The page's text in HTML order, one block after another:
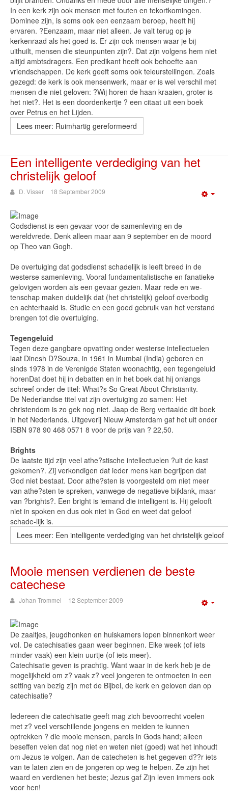
In een kerk zijn ook mensen met fouten en tekortkomingen.
Dominee zijn, is soms ook een eenzaam beroep, heeft hij
ervaren. ?Eenzaam, maar niet alleen. Je valt terug op je
kerkenraad als het goed is. Er zijn ook mensen waar je bij
uithuilt, mensen die steunpunten zijn?. Dat zijn volgens hem niet
altijd ambtsdragers. Een predikant heeft ook behoefte aan
vriendschappen. De kerk geeft soms ook teleurstellingen. Zoals
gezegd: de kerk is ook mensenwerk, maar er is wel verschil met
mensen die niet geloven: ?Wij horen de haan kraaien, groter is
het niet?. Het is een doordenkertje ? een citaat uit een boek
over Petrus en het Lijden.
Lees meer: Ruimhartig gereformeerd
Een intelligente verdediging van het
christelijk geloof
D. Visser 18 September 2009
Godsdienst is een gevaar voor de samenleving en de
wereldvrede. Denk alleen maar aan 9 september en de moord
op Theo van Gogh.
De overtuiging dat godsdienst schadelijk is leeft breed in de
westerse samenleving. Vooral fundamentalistische en fanatieke
gelovigen worden als een gevaar gezien. Maar rede en we-
tenschap maken duidelijk dat (het christelijk) geloof overbodig
en achterhaald is. Studie en een goed gebruik van het verstand
brengen tot die overtuiging.
Tegengeluid
Tegen deze gangbare opvatting onder westerse intellectuelen
laat Dinesh D?Souza, in 1961 in Mumbai (India) geboren en
sinds 1978 in de Verenigde Staten woonachtig, een tegengeluid
horenDat doet hij in debatten en in het boek dat hij onlangs
schreef onder de titel: What?s So Great About Christianity.
De Nederlandse titel vat zijn overtuiging zo samen: Het
christendom is zo gek nog niet. Jaap de Berg vertaalde dit boek
in het Nederlands. Uitgeverij Nieuw Amsterdam gaf het uit onder
ISBN 978 90 468 0571 8 voor de prijs van ? 22,50.
Brights
De laatste tijd zijn veel athe?stische intellectuelen ?uit de kast
gekomen?. Zij verkondigen dat ieder mens kan begrijpen dat
God niet bestaat. Door athe?sten is voorgesteld om niet meer
van athe?sten te spreken, vanwege de negatieve bijklank, maar
van ?brights?. Een bright is iemand die intelligent is. Hij gelooft
niet in spoken en dus ook niet in God en weet dat geloof
schade-lijk is.
Lees meer: Een intelligente verdediging van het christelijk geloof
Mooie mensen verdienen de beste
catechese
Johan Trommel 12 September 2009
De zaaltjes, jeugdhonken en huiskamers lopen binnenkort weer
vol. De catechisaties gaan weer beginnen. Elke week (of iets
minder vaak) een klein uurtje (of iets meer).
Catechisatie geven is prachtig. Want waar in de kerk heb je de
mogelijkheid om z? vaak z? veel jongeren te ontmoeten in een
setting van bezig zijn met de Bijbel, de kerk en geloven dan op
catechisatie?
Iedereen die catechisatie geeft mag zich bevoorrecht voelen
met z? veel verschillende jongens en meiden te kunnen
optrekken ? die mooie mensen, parels in Gods hand; alleen
beseffen velen dat nog niet en weten niet (goed) wat het inhoudt
om Jezus te volgen. Aan de catecheten is het gegeven d??r iets
van te laten zien en de jongeren op weg te helpen. Ze zijn het
waard en verdienen het beste; Jezus gaf Zijn leven immers ook
voor hen!